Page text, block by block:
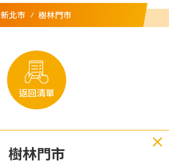
新北市 樹林門市
返回清單
樹林門市